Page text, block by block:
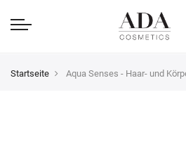
Startseite Aqua Senses - Haar- und